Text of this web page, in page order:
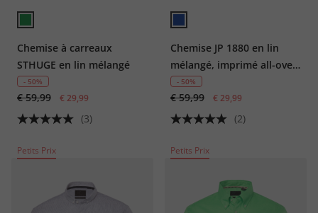
Chemise à carreaux
STHUGE en lin mélangé
- 50%
€ 59,99 € 29,99
(3)
Chemise JP 1880 en lin
mélangé, imprimé all-over,
manches courtes et col à
pointes boutonnées,
coupe Modern Fit -
- 50%
€ 59,99 € 29,99
(2)
Petits Prix Petits Prix